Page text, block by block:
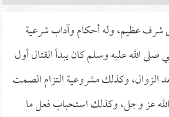
شرف عظيم، وله أحكام وآداب شرعية
الله عليه وسلم كان يبدأ القتال أول
الزوال، وكذلك مشروعية التزام الصمت
عز وجل، وكذلك استحباب فعل ما